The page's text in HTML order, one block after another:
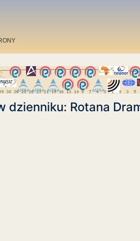
dzienniku: Rotana